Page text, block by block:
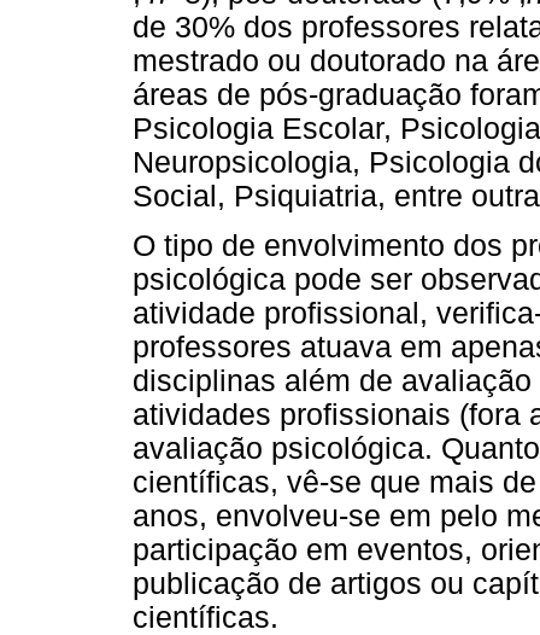
de 30% dos professores
mestrado ou doutorado na
áreas de pós-graduação
Psicologia Escolar,
Neuropsicologia, Psicologia
Social, Psiquiatria, entre
O tipo de envolvimento dos
psicológica pode ser
atividade profissional,
professores atuava em
disciplinas além de
atividades profissionais (fora
avaliação psicológica.
científicas, vê-se que mais
anos, envolveu-se em pelo
participação em eventos,
publicação de artigos ou
científicas.